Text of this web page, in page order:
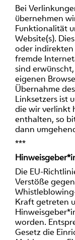
Bei
übernehmen
Funktionalität
Website(s).
oder indirekten
fremde
sind
eigenen
Übernahme
Linksetzers ist
die wir verlinkt
enthalten, so
dann
***
Die EU-
Verstöße
Kraft getreten
worden.
Gesetz die